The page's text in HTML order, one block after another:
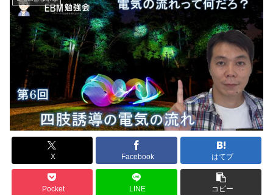
X Facebook はてブ
Pocket LINE コピー